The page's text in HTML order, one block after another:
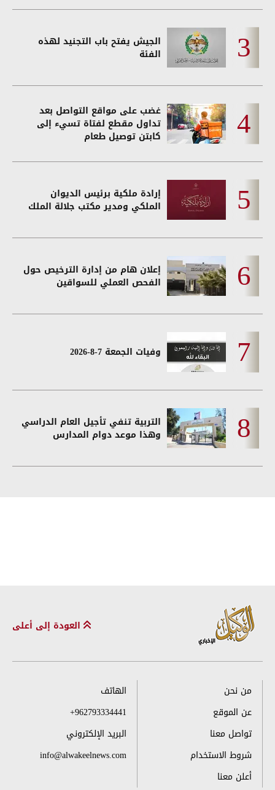
الجيش يفتح باب التجنيد لهذه
الفئة
غضب على مواقع التواصل بعد
تداول مقطع لفتاة تسيء إلى
كابتن توصيل طعام
إرادة ملكية برئيس الديوان
الملكي ومدير مكتب جلالة الملك
إعلان هام من إدارة الترخيص حول
الفحص العملي للسواقين
وفيات الجمعة 7-8-2026
التربية تنفي تأجيل العام الدراسي
وهذا موعد دوام المدارس
العودة إلى أعلى
من نحن
عن الموقع
تواصل معنا
شروط الاستخدام
أعلن معنا
الهاتف
+962793334441
البريد الإلكتروني
info@alwakeelnews.com